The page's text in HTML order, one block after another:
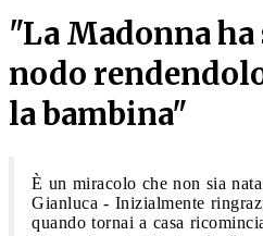
"La Madonna
nodo
la bambina"
È un miracolo che non sia
Gianluca - Inizialmente
quando tornai a casa